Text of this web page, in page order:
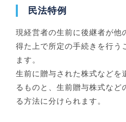
民法特例
現経営者の生前に後継者が他
得た上で所定の手続きを行う
ます。
生前に贈与された株式などを
るものと、生前贈与株式など
る方法に分けられます。